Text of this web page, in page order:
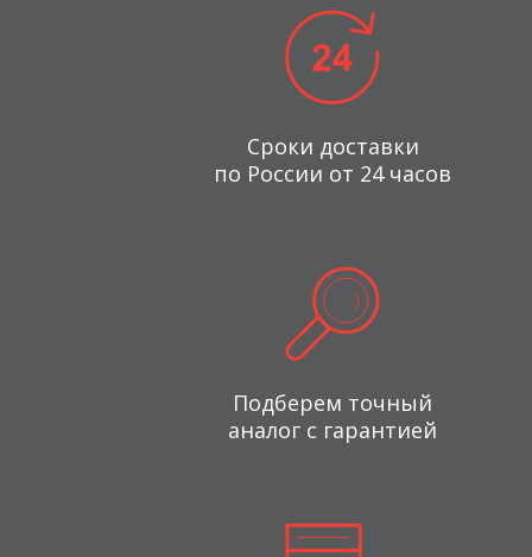
Сроки доставки
по России от 24 часов
Подберем точный
аналог с гарантией